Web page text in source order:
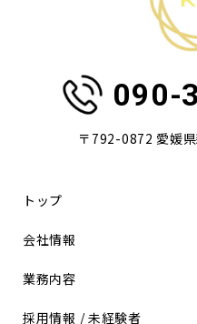
090-
〒792-0872 愛媛
トップ
会社情報
業務内容
採用情報 / 未経験者